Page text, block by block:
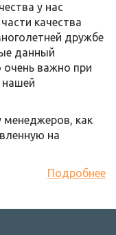
у нас
качества
дружбе
данный
важно при
нашей
менеджеров, как
на
Подробнее